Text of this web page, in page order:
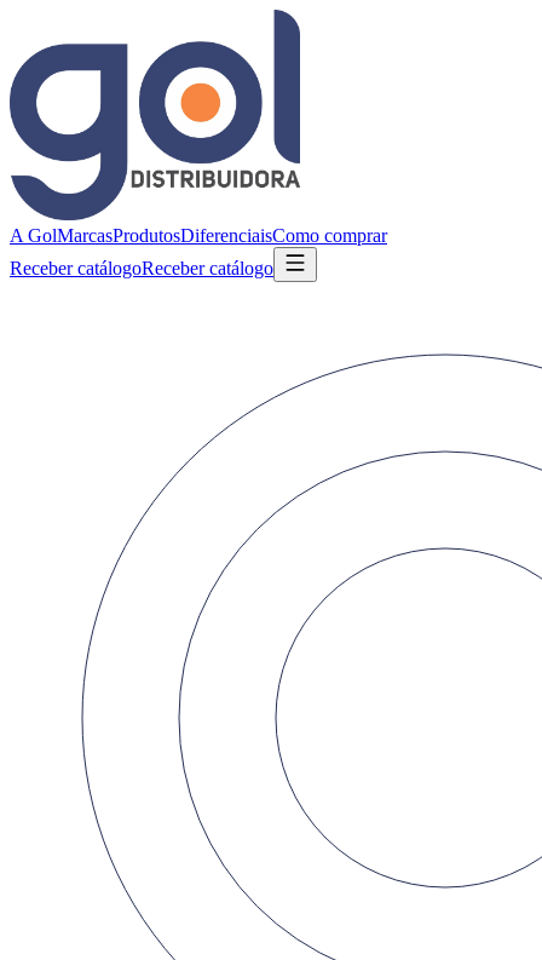
A GolMarcasProdutosDiferenciaisComo comprar
Receber catálogoReceber catálogo